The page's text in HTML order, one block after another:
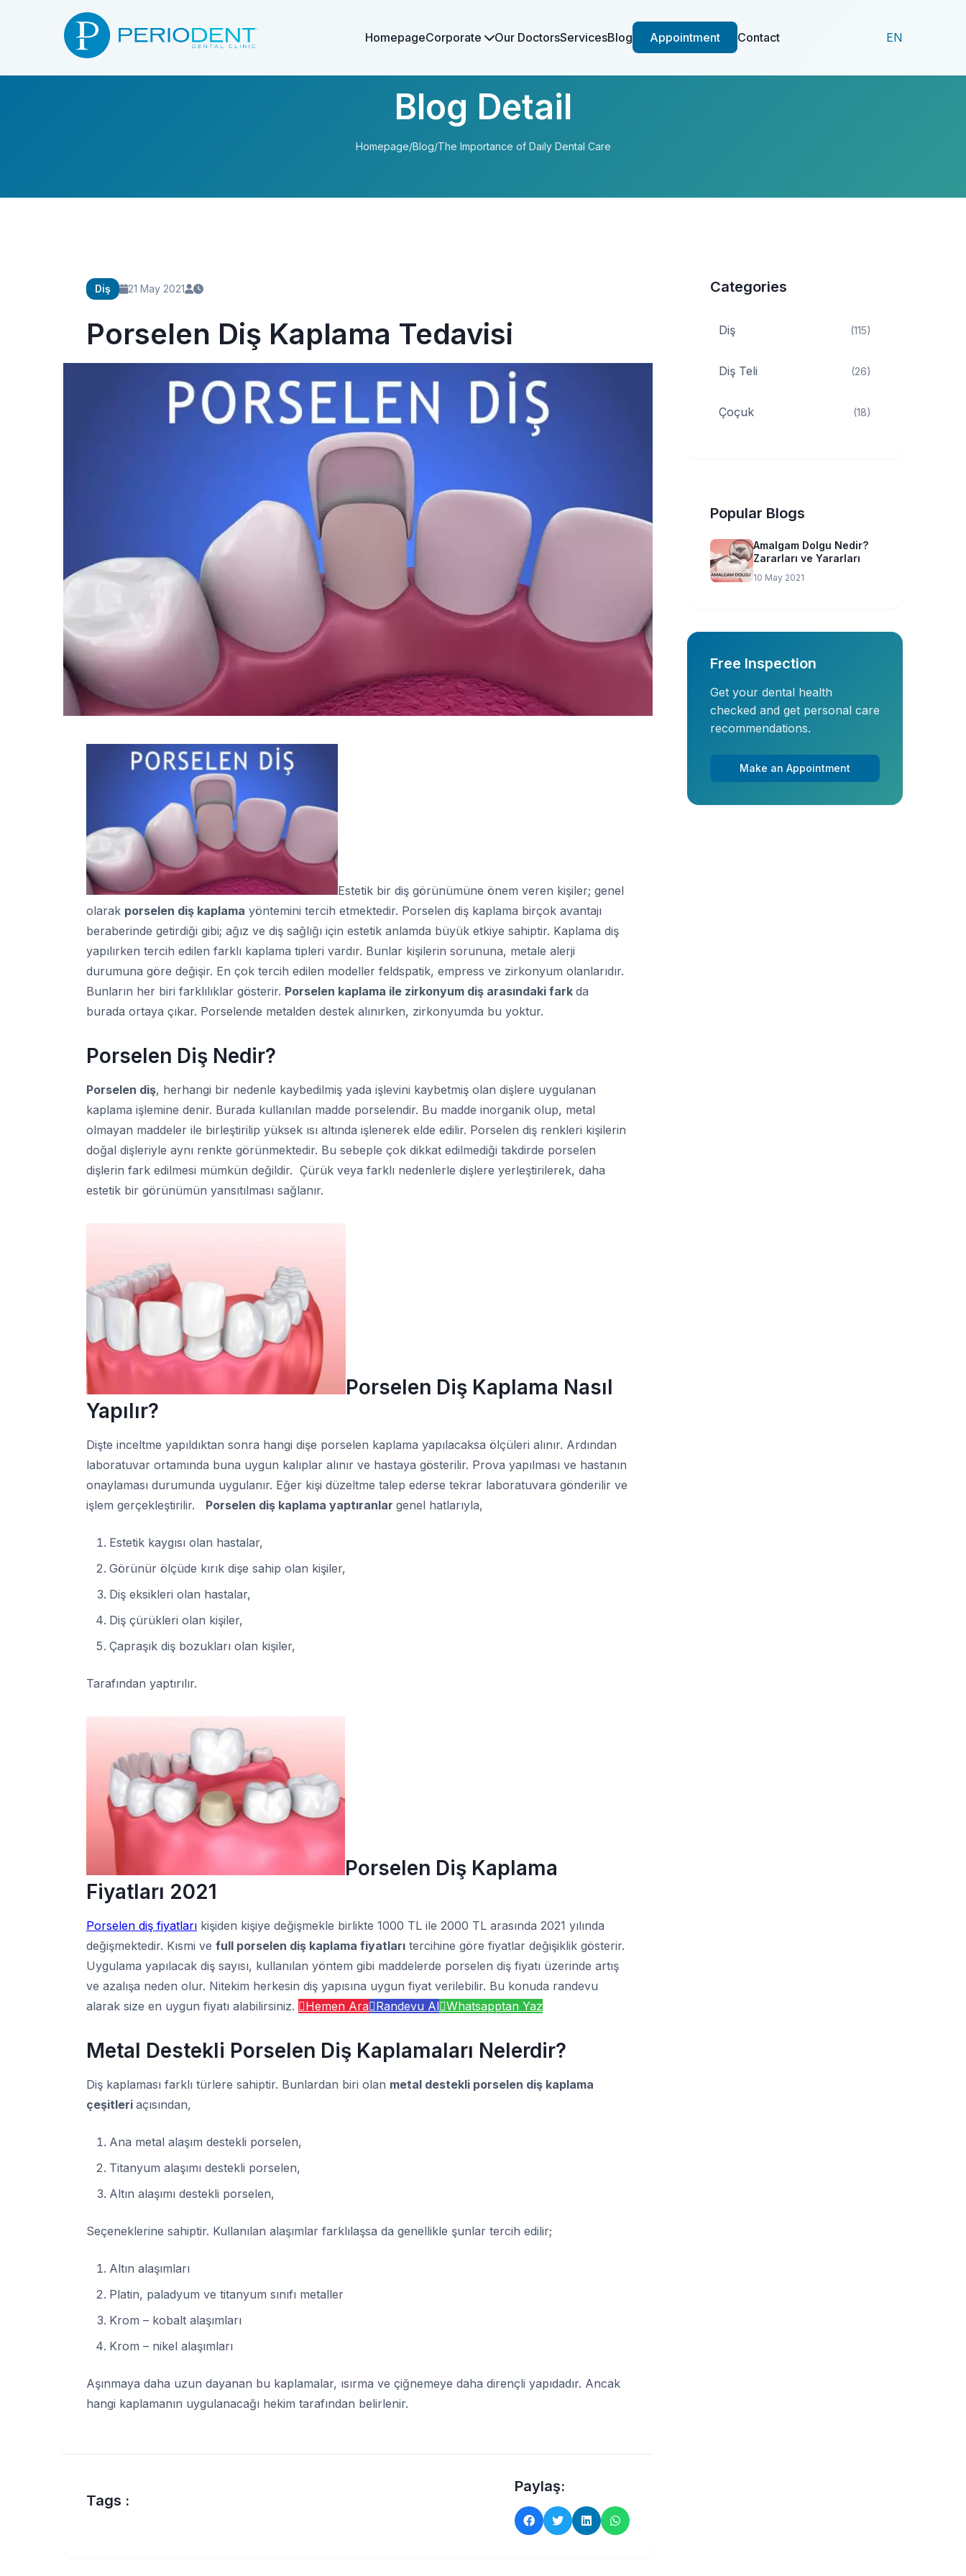
HomepageCorporate Our DoctorsServicesBlog Appointment Contact EN
Blog Detail
Homepage/Blog/The Importance of Daily Dental Care
Diş 21 May 2021
Porselen Diş Kaplama Tedavisi
Estetik bir diş görünümüne önem veren kişiler; genel
olarak porselen diş kaplama yöntemini tercih etmektedir. Porselen diş kaplama birçok avantajı
beraberinde getirdiği gibi; ağız ve diş sağlığı için estetik anlamda büyük etkiye sahiptir. Kaplama diş
yapılırken tercih edilen farklı kaplama tipleri vardır. Bunlar kişilerin sorununa, metale alerji
durumuna göre değişir. En çok tercih edilen modeller feldspatik, empress ve zirkonyum olanlarıdır.
Bunların her biri farklılıklar gösterir. Porselen kaplama ile zirkonyum diş arasındaki fark da
burada ortaya çıkar. Porselende metalden destek alınırken, zirkonyumda bu yoktur.
Porselen Diş Nedir?
Porselen diş, herhangi bir nedenle kaybedilmiş yada işlevini kaybetmiş olan dişlere uygulanan
kaplama işlemine denir. Burada kullanılan madde porselendir. Bu madde inorganik olup, metal
olmayan maddeler ile birleştirilip yüksek ısı altında işlenerek elde edilir. Porselen diş renkleri kişilerin
doğal dişleriyle aynı renkte görünmektedir. Bu sebeple çok dikkat edilmediği takdirde porselen
dişlerin fark edilmesi mümkün değildir. Çürük veya farklı nedenlerle dişlere yerleştirilerek, daha
estetik bir görünümün yansıtılması sağlanır.
Porselen Diş Kaplama Nasıl
Yapılır?
Dişte inceltme yapıldıktan sonra hangi dişe porselen kaplama yapılacaksa ölçüleri alınır. Ardından
laboratuvar ortamında buna uygun kalıplar alınır ve hastaya gösterilir. Prova yapılması ve hastanın
onaylaması durumunda uygulanır. Eğer kişi düzeltme talep ederse tekrar laboratuvara gönderilir ve
işlem gerçekleştirilir. Porselen diş kaplama yaptıranlar genel hatlarıyla,
Estetik kaygısı olan hastalar,
Görünür ölçüde kırık dişe sahip olan kişiler,
Diş eksikleri olan hastalar,
Diş çürükleri olan kişiler,
Çapraşık diş bozukları olan kişiler,
Tarafından yaptırılır.
Porselen Diş Kaplama
Fiyatları 2021
Porselen diş fiyatları kişiden kişiye değişmekle birlikte 1000 TL ile 2000 TL arasında 2021 yılında
değişmektedir. Kısmi ve full porselen diş kaplama fiyatları tercihine göre fiyatlar değişiklik gösterir.
Uygulama yapılacak diş sayısı, kullanılan yöntem gibi maddelerde porselen diş fiyatı üzerinde artış
ve azalışa neden olur. Nitekim herkesin diş yapısına uygun fiyat verilebilir. Bu konuda randevu
alarak size en uygun fiyatı alabilirsiniz.
Hemen Ara Randevu Al Whatsapptan Yaz
Metal Destekli Porselen Diş Kaplamaları Nelerdir?
Diş kaplaması farklı türlere sahiptir. Bunlardan biri olan metal destekli porselen diş kaplama
çeşitleri açısından,
Ana metal alaşım destekli porselen,
Titanyum alaşımı destekli porselen,
Altın alaşımı destekli porselen,
Seçeneklerine sahiptir. Kullanılan alaşımlar farklılaşsa da genellikle şunlar tercih edilir;
Altın alaşımları
Platin, paladyum ve titanyum sınıfı metaller
Krom – kobalt alaşımları
Krom – nikel alaşımları
Aşınmaya daha uzun dayanan bu kaplamalar, ısırma ve çiğnemeye daha dirençli yapıdadır. Ancak
hangi kaplamanın uygulanacağı hekim tarafından belirlenir.
Tags :
Paylaş:
Categories
Diş (115)
Diş Teli (26)
Çoçuk (18)
Popular Blogs
Amalgam Dolgu Nedir?
Zararları ve Yararları
10 May 2021
Free Inspection
Get your dental health
checked and get personal care
recommendations.
Make an Appointment